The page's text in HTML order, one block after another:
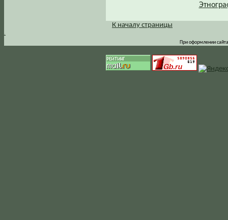
.
К началу страницы
При оформлении